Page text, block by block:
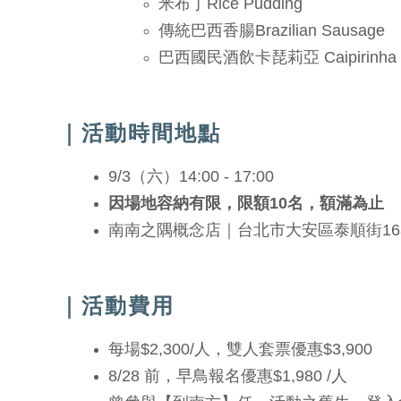
傳統巴西香腸Brazilian Sausage
巴西國民酒飲卡琵莉亞 Caipirinha
｜活動時間地點
9/3（六）14:00 - 17:00
因場地容納有限，限額10名，額滿為止
南南之隅概念店｜台北市大安區泰順街
｜活動費用
每場$2,300/人，雙人套票優惠$3,900
8/28 前，早鳥報名優惠$1,980 /人